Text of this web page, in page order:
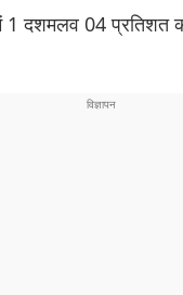
दशमलव 04 प्रतिशत